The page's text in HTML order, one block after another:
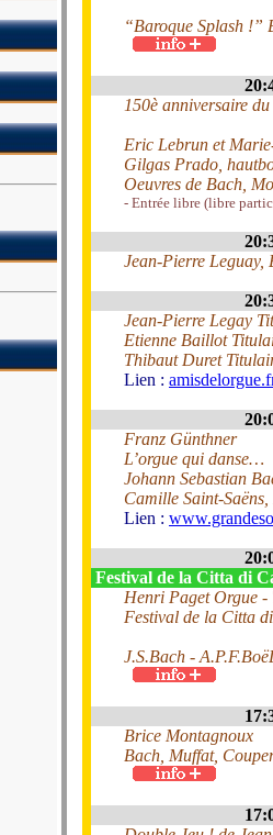
“Baroque Splash !”
150è anniversaire
Eric Lebrun et
Gilgas Prado,
Oeuvres de Bach,
- Entrée libre (libre
Jean-Pierre
Jean-Pierre Legay
Etienne Baillot
Thibaut Duret
Lien :
Franz Günthner
L’orgue qui danse…
Johann Sebastian
Camille Saint-
Lien :
Festival de la Citta di
Henri Paget Orgue -
Festival de la Citta
J.S.Bach -
Brice Montagnoux
Bach, Muffat,